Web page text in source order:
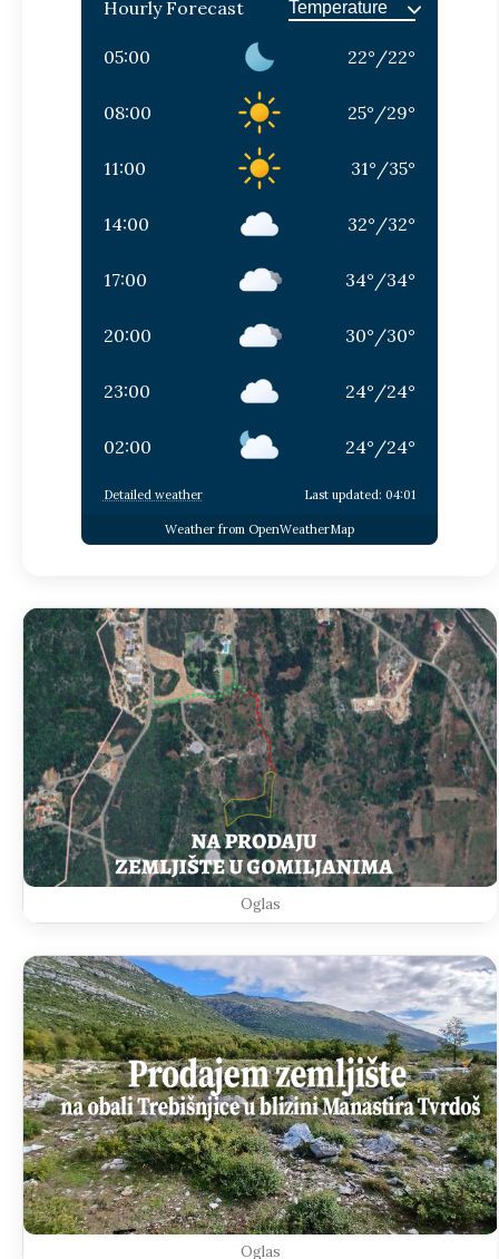
Hourly Forecast
05:00 22° /22°
08:00 25° /29°
11:00 31° /35°
14:00 32° /32°
17:00 34° /34°
20:00 30° /30°
23:00 24° /24°
02:00 24° /24°
Detailed weather Last updated: 04:01
Weather from OpenWeatherMap
Oglas
Oglas